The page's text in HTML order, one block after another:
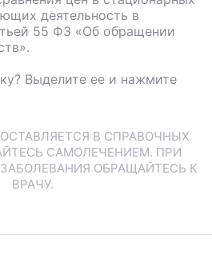
деятельность в
55 ФЗ «Об обращении
Выделите ее и нажмите
В СПРАВОЧНЫХ
САМОЛЕЧЕНИЕМ. ПРИ
ОБРАЩАЙТЕСЬ К
ВРАЧУ.